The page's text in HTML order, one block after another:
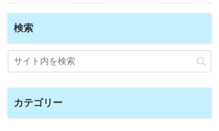
検索
カテゴリー